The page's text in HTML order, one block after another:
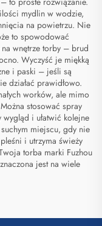
mydlin w wodzie,
na powietrzu. Nie
to spowodować
wnętrze torby – brud
Wyczyść je miękką
i paski – jeśli są
działać prawidłowo.
worków, ale mimo
stosować spray
i ułatwić kolejne
miejscu, gdy nie
i utrzyma świeży
torba marki Fuzhou
jest na wiele